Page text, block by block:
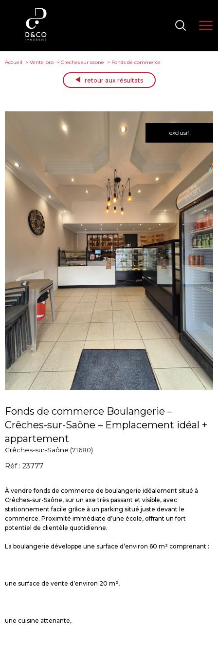
Accueil Vente pro Creches sur saone Fonds de commerce
retour aux résultats
exclusif
Fonds de commerce Boulangerie –
Crêches-sur-Saône – Emplacement idéal +
appartement
Crêches-sur-Saône (71680)
Réf : 23777
À vendre fonds de commerce de boulangerie idéalement situé à
Crêches-sur-Saône, sur un axe très passant et visible, avec
stationnement facile grâce à un parking situé juste devant le
commerce. Proximité immédiate d’une école, offrant un fort
potentiel de clientèle quotidienne.
La boulangerie développe une surface d’environ 60 m² comprenant :
une surface de vente d’environ 20 m²,
une cuisine attenante,